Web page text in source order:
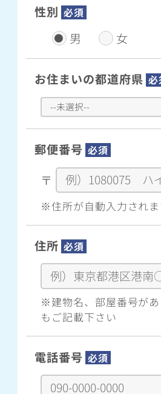
性別 必須
男 女
お住まいの都道府県 必
郵便番号 必須
〒
※住所が自動入力され
住所 必須
※建物名、部屋番号が
もご記載下さい
電話番号 必須